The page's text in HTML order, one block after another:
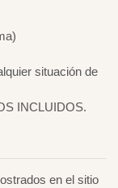
situación de
INCLUIDOS.
en el sitio